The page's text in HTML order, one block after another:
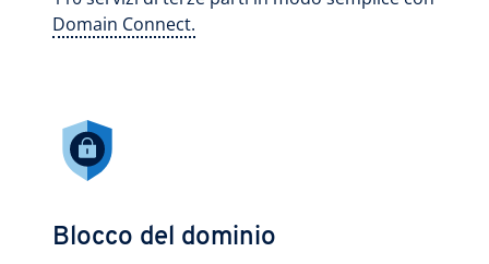
Domain Connect.
Blocco del dominio